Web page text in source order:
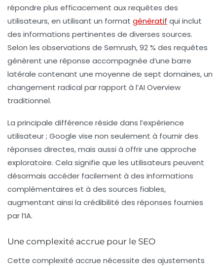
répondre plus efficacement aux requêtes des
utilisateurs, en utilisant un format génératif qui inclut
des informations pertinentes de diverses sources.
Selon les observations de Semrush, 92 % des requêtes
génèrent une réponse accompagnée d’une barre
latérale contenant une moyenne de sept domaines, un
changement radical par rapport à l’AI Overview
traditionnel.
La principale différence réside dans l’expérience
utilisateur ; Google vise non seulement à fournir des
réponses directes, mais aussi à offrir une approche
exploratoire. Cela signifie que les utilisateurs peuvent
désormais accéder facilement à des informations
complémentaires et à des sources fiables,
augmentant ainsi la crédibilité des réponses fournies
par l’IA.
Une complexité accrue pour le SEO
Cette complexité accrue nécessite des ajustements